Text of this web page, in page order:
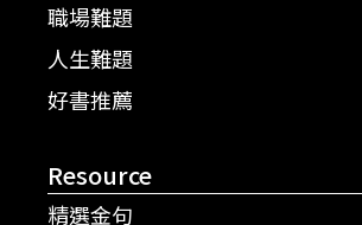
職場難題
人生難題
好書推薦
Resource
精選金句